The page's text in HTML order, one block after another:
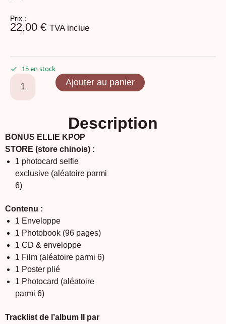
Prix :
22,00 € TVA inclue
15 en stock
Ajouter au panier
Description
BONUS ELLIE KPOP
STORE (store chinois) :
1 photocard selfie
exclusive (aléatoire parmi
6)
Contenu :
1 Enveloppe
1 Photobook (96 pages)
1 CD & enveloppe
1 Film (aléatoire parmi 6)
1 Poster plié
1 Photocard (aléatoire
parmi 6)
Tracklist de l’album II par